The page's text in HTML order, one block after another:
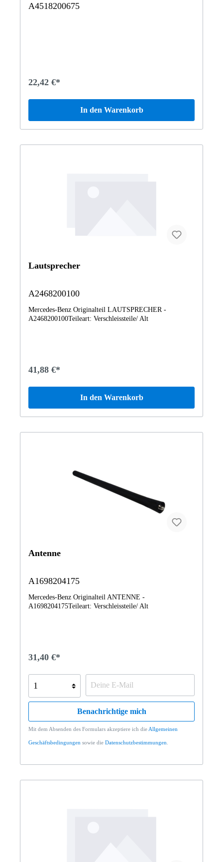
A4518200675
22,42 €*
In den Warenkorb
Lautsprecher
A2468200100
Mercedes-Benz Originalteil LAUTSPRECHER -
A2468200100Teileart: Verschleissteile/ Alt
41,88 €*
In den Warenkorb
Antenne
A1698204175
Mercedes-Benz Originalteil ANTENNE -
A1698204175Teileart: Verschleissteile/ Alt
31,40 €*
Benachrichtige mich
Mit dem Absenden des Formulars akzeptiere ich die Allgemeinen
Geschäftsbedingungen sowie die Datenschutzbestimmungen